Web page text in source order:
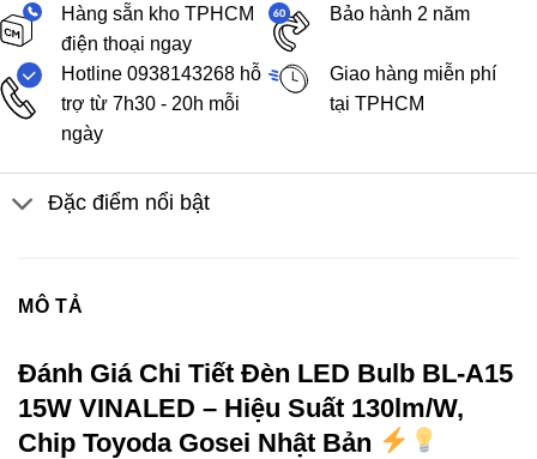
Hàng sẵn kho TPHCM
điện thoại ngay
Bảo hành 2 năm
Hotline 0938143268 hỗ
trợ từ 7h30 - 20h mỗi
ngày
Giao hàng miễn phí
tại TPHCM
Đặc điểm nổi bật
MÔ TẢ
Đánh Giá Chi Tiết Đèn LED Bulb BL-A15
15W VINALED – Hiệu Suất 130lm/W,
Chip Toyoda Gosei Nhật Bản